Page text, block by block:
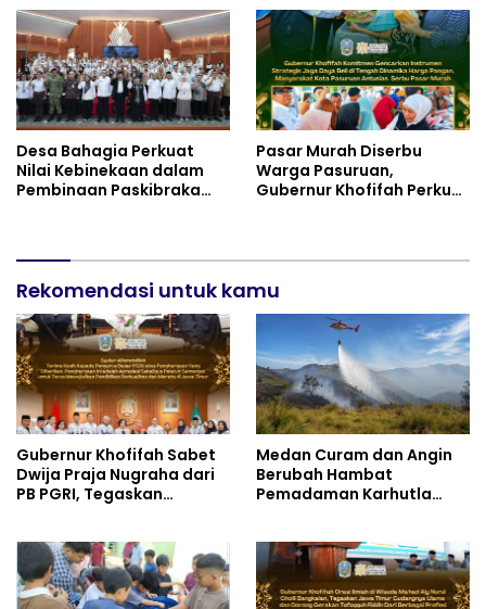
Mutiara Hati Purwokerto
Desa Bahagia Perkuat
Nilai Kebinekaan dalam
Pembinaan Paskibraka
Pasar Murah Diserbu
Warga Pasuruan,
Gubernur Khofifah Perkuat
Rekomendasi untuk kamu
Gubernur Khofifah Sabet
Dwija Praja Nugraha dari
PB PGRI, Tegaskan
Berkualitas dan Merata
Medan Curam dan Angin
Berubah Hambat
Pemadaman Karhutla